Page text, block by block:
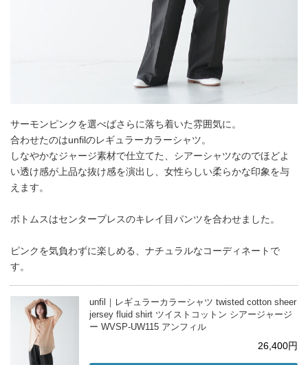
サーモンピンクを選べばさらに落ち着いた雰囲気に。
合わせたのはunfilのレギュラーカラーシャツ。
しなやかなジャージ素材で仕立てた、シアーシャツなのでほどよ
い透け感が上品な抜け感を演出し、女性らしい柔らかな印象を与
えます。
ボトムスはセンタープレスのキレイ目パンツを合わせました。
ピンクを気負わずに楽しめる、ナチュラルなコーディネートで
す。
unfil｜レギュラーカラーシャツ twisted cotton sheer
jersey fluid shirt ツイストコットン シアージャージ
ー WVSP-UW115 アンフィル
26,400円